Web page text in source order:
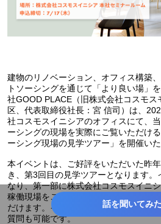
建物のリノベーション、オフィス構築
トソーシングを通じて「より良い場」
社GOOD PLACE（旧株式会社コスモ
区、代表取締役社長：宮 信司）は、
社コスモスイニシアのオフィスにて、
ーシングの現場を実際にご覧いただけ
ーシング現場の見学ツアー」を開催いた
本イベントは、ご好評をいただいた昨
き、第3回目の見学ツアーとなります。
なり、第一部に株式会社コスモスイニ
稼働現場をご紹介し、サービス導入時
だけます。イベント中は、実際に業務
質問も可能です。
話を聞いてみ